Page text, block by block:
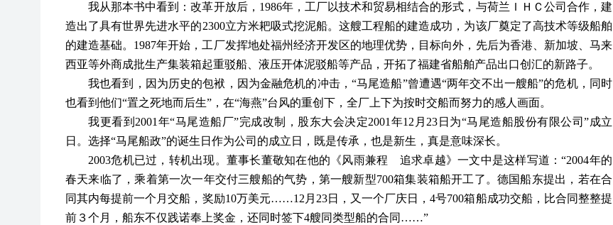
我从那本书中看到：改革开放后， 1986年，工厂以技术和贸易相结合的形式，与荷兰ＩＨＣ公司合作，建
造出了具有世界先进水平的2300立方米耙吸式挖泥船。这艘工程船的建造成功，为该厂奠定了高技术等级船舶
的建造基础。1987年开始，工厂发挥地处福州经济开发区的地理优势，目标向外，先后为香港、新加坡、马来
西亚等外商成批生产集装箱起重驳船、液压开体泥驳船等产品，开拓了福建省船舶产品出口创汇的新路子。
我也看到，因为历史的包袱，因为金融危机的冲击， “马尾造船”曾遭遇“两年交不出一艘船”的危机，同时
也看到他们“置之死地而后生”，在“海燕”台风的重创下，全厂上下为按时交船而努力的感人画面。
我更看到 2001年“马尾造船厂”完成改制，股东大会决定2001年12月23日为“马尾造船股份有限公司”成立
日。选择“马尾船政”的诞生日作为公司的成立日，既是传承，也是新生，真是意味深长。
2003危机已过，转机出现。董事长董敬知在他的《风雨兼程 追求卓越》一文中是这样写道：“2004年的
春天来临了，乘着第一次一年交付三艘船的气势，第一艘新型700箱集装箱船开工了。德国船东提出，若在合
同其内每提前一个月交船，奖励10万美元……12月23日，又一个厂庆日，4号700箱船成功交船，比合同整整提
前３个月，船东不仅践诺奉上奖金，还同时签下4艘同类型船的合同……”